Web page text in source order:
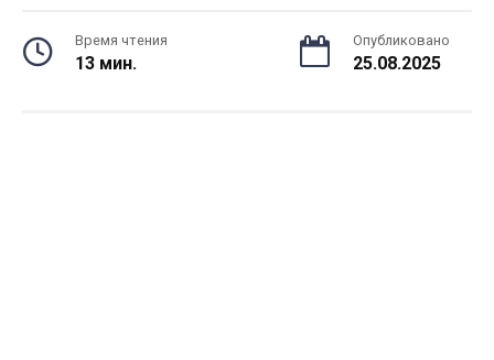
Время чтения
13 мин.
Опубликовано
25.08.2025